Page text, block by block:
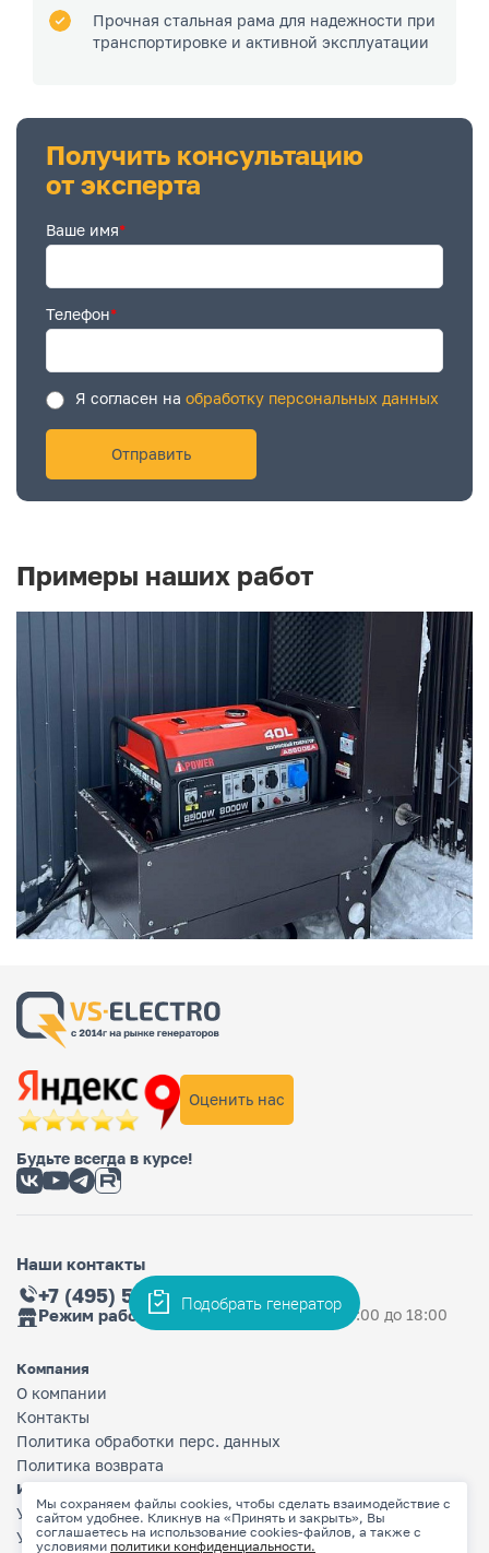
Прочная стальная рама для надежности при
транспортировке и активной эксплуатации
Получить консультацию
от эксперта
Ваше имя*
Телефон*
Я согласен на обработку персональных данных
Примеры наших работ
Оценить нас
Будьте всегда в курсе!
Наши контакты
+7 (495) 565-36-33
Режим работы магазинаЕжедневно: с 9:00 до 18:00
Компания
О компании
Контакты
Политика обработки перс. данных
Политика возврата
Информация
Условия оплаты
Условия доставки
Мы сохраняем файлы cookies, чтобы сделать взаимодействие с
сайтом удобнее. Кликнув на «Принять и закрыть», Вы
соглашаетесь на использование cookies-файлов, а также с
условиями политики конфиденциальности.
Подобрать генератор